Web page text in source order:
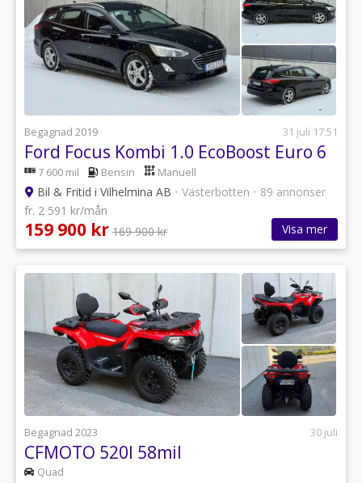
Begagnad 2019 31 juli 17:51
Ford Focus Kombi 1.0 EcoBoost Euro 6
7 600 mil Bensin Manuell
Bil & Fritid i Vilhelmina AB • Västerbotten • 89 annonser
fr. 2 591 kr/mån
159 900 kr 169 900 kr Visa mer
Begagnad 2023 30 juli
CFMOTO 520l 58mil
Quad